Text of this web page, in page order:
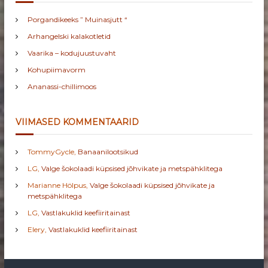
Porgandikeeks ” Muinasjutt “
Arhangelski kalakotletid
Vaarika – kodujuustuvaht
Kohupiimavorm
Ananassi-chillimoos
VIIMASED KOMMENTAARID
TommyGycle Banaanilootsikud
LG ,Valge šokolaadi küpsised jõhvikate ja metspähklitega
Marianne Hölpus ,Valge šokolaadi küpsised jõhvikate ja
metspähklitega
LG ,Vastlakuklid keefiiritainast
Elery ,Vastlakuklid keefiiritainast